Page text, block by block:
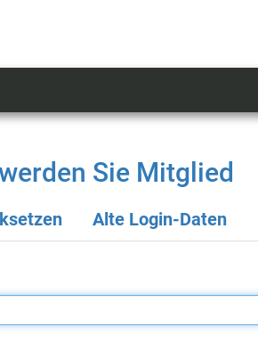
Sie Mitglied
Alte Login-Daten